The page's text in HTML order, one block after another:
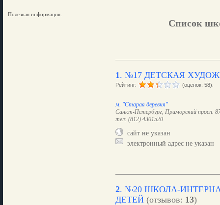
Полезная информация:
Список
1. №17 ДЕТСКАЯ
Рейтинг: (оценок: 58).
м. "Старая деревня"
Санкт-Петербург, Приморский просп.
тел: (812) 4301520
сайт не указан
электронный адрес не указан
2. №20 ШКОЛА-
ДЕТЕЙ(отзывов: 13)